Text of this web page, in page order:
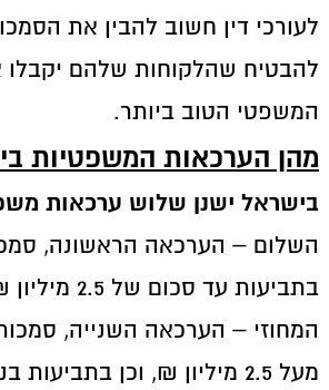
לעורכי דין חשוב להבין את
להבטיח שהלקוחות שלהם יקבלו
המשפטי הטוב ביותר.
מהן הערכאות המשפטיות
בישראל ישנן שלוש ערכאות
השלום – הערכאה הראשונה,
בתביעות עד סכום של 2.5 מיליון ₪.
המחוזי – הערכאה השנייה,
מעל 2.5 מיליון ₪, וכן בתביעות